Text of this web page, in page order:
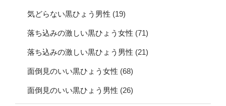
気どらない黒ひょう男性 (19)
落ち込みの激しい黒ひょう女性 (71)
落ち込みの激しい黒ひょう男性 (21)
面倒見のいい黒ひょう女性 (68)
面倒見のいい黒ひょう男性 (26)